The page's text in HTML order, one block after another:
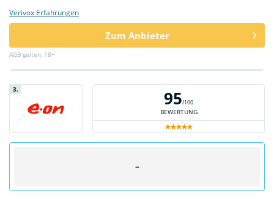
Verivox Erfahrungen
Zum Anbieter
AGB gelten, 18+
3. 95/100
BEWERTUNG
–